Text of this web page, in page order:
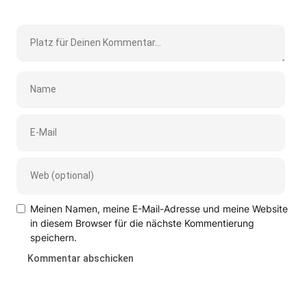
Meinen Namen, meine E-Mail-Adresse und meine Website
in diesem Browser für die nächste Kommentierung
speichern.